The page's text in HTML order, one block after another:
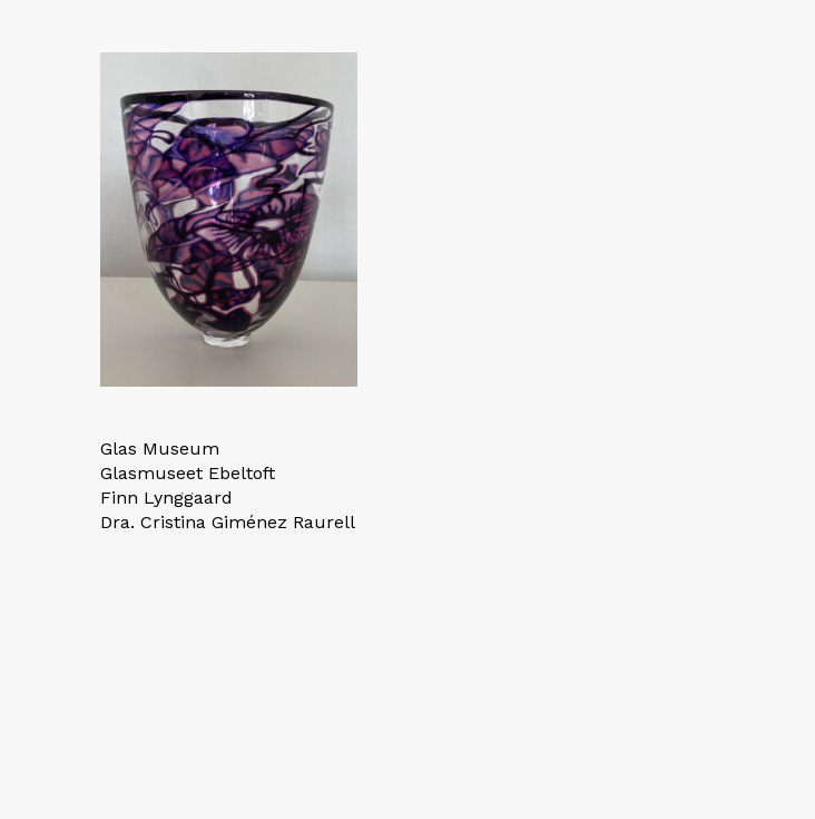
Glas Museum
Glasmuseet Ebeltoft
Finn Lynggaard
Dra. Cristina Giménez Raurell